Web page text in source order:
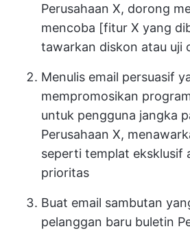
Perusahaan X, dorong
mencoba [fitur X yang
tawarkan diskon atau uji
Menulis email persuasif
mempromosikan
untuk pengguna jangka
Perusahaan X,
seperti templat eksklusif
prioritas
Buat email sambutan
pelanggan baru buletin